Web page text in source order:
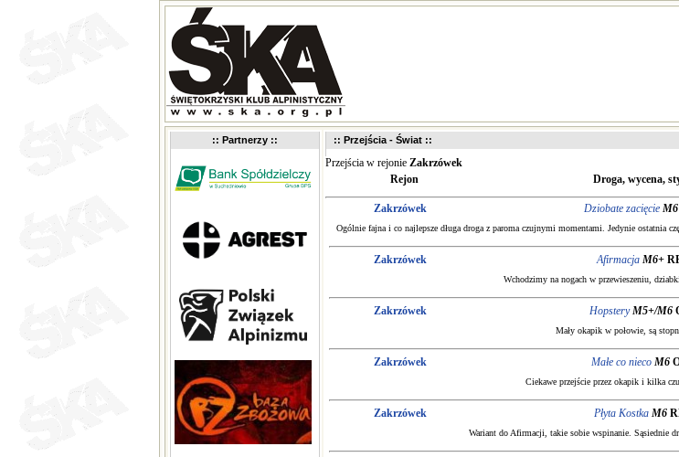
:: Partnerzy :: :: Przejścia - Świat ::
Przejścia w rejonie Zakrzówek
Rejon
Droga, wycena,
Zakrzówek Dziobate zacięcie M6
Ogólnie fajna i co najlepsze długa droga z paroma czujnymi momentami. Jedynie ostatnia
Zakrzówek Afirmacja M6+
Wchodzimy na nogach w przewieszeniu,
Zakrzówek Hopstery M5+/M6
Mały okapik w połowie, są
Zakrzówek Małe co nieco M6
Ciekawe przejście przez okapik i kilka
Zakrzówek Płyta Kostka M6
Wariant do Afirmacji, takie sobie wspinanie. Sąsiednie